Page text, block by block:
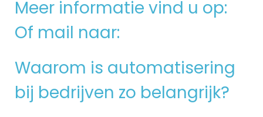
Meer informatie vind u op:
Of mail naar:
Waarom is automatisering
bij bedrijven zo belangrijk?